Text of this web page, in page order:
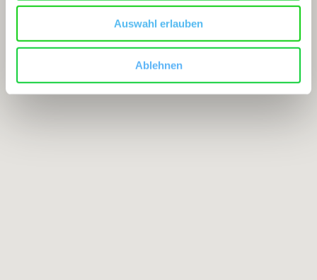
Auswahl erlauben
Ablehnen